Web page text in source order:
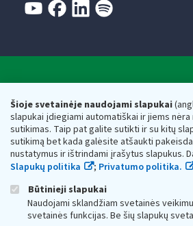
Šioje svetainėje naudojami slapukai
slapukai įdiegiami automatiškai ir jiems nėra
sutikimas. Taip pat galite sutikti ir su kitų
sutikimą bet kada galėsite atšaukti
nustatymus ir ištrindami įrašytus slapukus.
Slapukų politika
; Privatumo politika.
Būtinieji slapukai
Naudojami sklandžiam svetainės
svetainės funkcijas. Be šių slapukų
Respublikos finansų ministerijos
Biudžetinė įstaiga. Juridinio asmens kodas —
adresas: Vasario 16-osios g. 14, 01107
vmi@vmi.lt, E. pristatymo dėžutės adresas
Duomenys apie Valstybinę mokesčių
Respublikos finansų ministerijos kaupiami ir